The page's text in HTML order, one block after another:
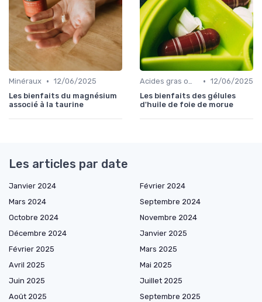
Minéraux • 12/06/2025
Les bienfaits du magnésium
associé à la taurine
Acides gras oméga • 12/06/2025
Les bienfaits des gélules
d'huile de foie de morue
Les articles par date
Janvier 2024
Février 2024
Mars 2024
Septembre 2024
Octobre 2024
Novembre 2024
Décembre 2024
Janvier 2025
Février 2025
Mars 2025
Avril 2025
Mai 2025
Juin 2025
Juillet 2025
Août 2025
Septembre 2025